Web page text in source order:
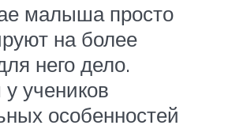
малыша просто
на более
него дело.
учеников
особенностей